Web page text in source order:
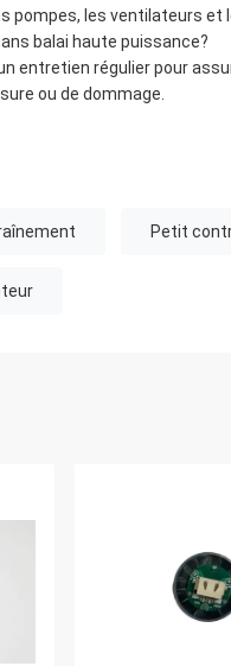
les ventilateurs et
balai haute puissance?
entretien régulier pour
ou de dommage.
Petit